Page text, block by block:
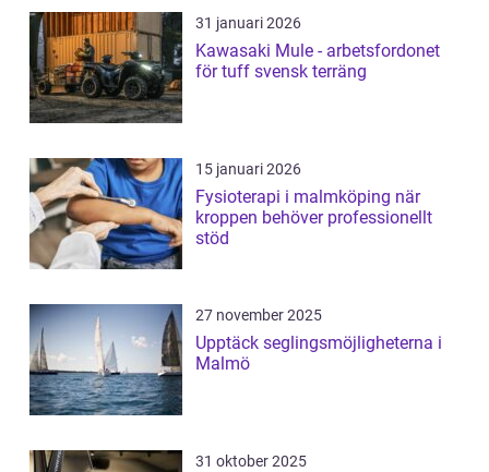
31 januari 2026
Kawasaki Mule - arbetsfordonet
för tuff svensk terräng
15 januari 2026
Fysioterapi i malmköping när
kroppen behöver professionellt
stöd
27 november 2025
Upptäck seglingsmöjligheterna i
Malmö
31 oktober 2025